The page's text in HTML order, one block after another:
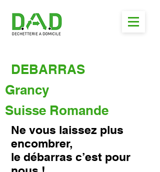
DEBARRAS
Grancy
Suisse Romande
Ne vous laissez plus
encombrer,
le débarras c’est pour